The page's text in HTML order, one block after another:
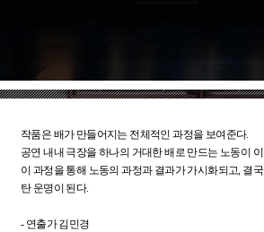
작품은 배가 만들어지는 전체적인 과정을 보여준다.
공연 내내 극장을 하나의 거대한 배로 만드는 노동이
이 과정을 통해 노동의 과정과 결과가 가시화되고, 결
탄 운명이 된다.
- 연출가 김민경